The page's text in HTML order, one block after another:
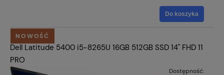
Do koszyka
Dell Latitude 5400 i5-8265U 16GB 512GB SSD 14" FHD 11
PRO
Dostępność:
NOWOŚĆ